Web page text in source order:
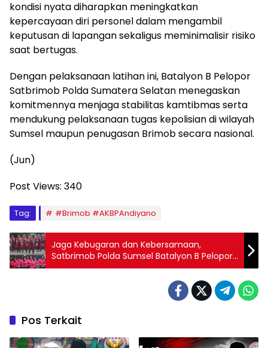
kondisi nyata diharapkan meningkatkan
kepercayaan diri personel dalam mengambil
keputusan di lapangan sekaligus meminimalisir risiko
saat bertugas.
Dengan pelaksanaan latihan ini, Batalyon B Pelopor
Satbrimob Polda Sumatera Selatan menegaskan
komitmennya menjaga stabilitas kamtibmas serta
mendukung pelaksanaan tugas kepolisian di wilayah
Sumsel maupun penugasan Brimob secara nasional.
(Jun)
Post Views: 340
Tag: #Brimob #AKBPAndiyano
Jaga Kebugaran dan Kebersamaan,
Satbrimob Polda Sumsel Batalyon B Pelopor
Bersama Bhayangkari Gelar Senam Bersama
Pos Terkait